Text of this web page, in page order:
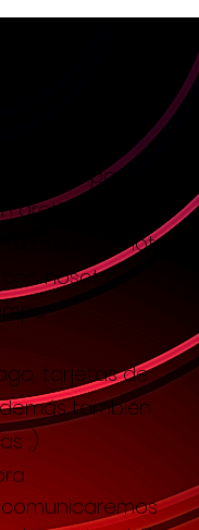
para la
gratis para
tu cita si tu moto
nosotros
tarjetas de
también
;)